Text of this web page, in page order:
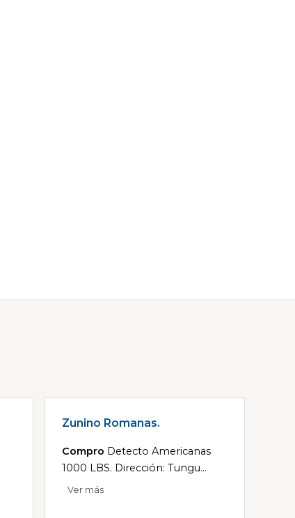
Zunino Romanas.
Compro Detecto Americanas
1000 LBS. Dirección: Tungu...
Ver más